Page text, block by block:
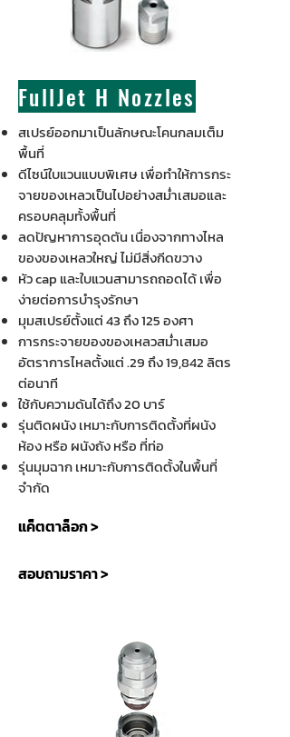
FullJet H Nozzles
สเปรย์ออกมาเป็นลักษณะโคนกลมเต็ม
พื้นที่
ดีไซน์ใบแวนแบบพิเศษ เพื่อทำให้การกระ
จายของเหลวเป็นไปอย่างสม่ำเสมอและ
ครอบคลุมทั้งพื้นที่
ลดปัญหาการอุดตัน เนื่องจากทางไหล
ของของเหลวใหญ่ ไม่มีสิ่งกีดขวาง
หัว cap และใบแวนสามารถถอดได้ เพื่อ
ง่ายต่อการบำรุงรักษา
มุมสเปรย์ตั้งแต่ 43 ถึง 125 องศา
การกระจายของของเหลวสม่ำเสมอ
อัตราการไหลตั้งแต่ .29 ถึง 19,842 ลิตร
ต่อนาที
ใช้กับความดันได้ถึง 20 บาร์
รุ่นติดผนัง เหมาะกับการติดตั้งที่ผนัง
ห้อง หรือ ผนังถัง หรือ ที่ท่อ
รุ่นมุมฉาก เหมาะกับการติดตั้งในพื้นที่
จำกัด
แค็ตตาล็อก >
สอบถามราคา >